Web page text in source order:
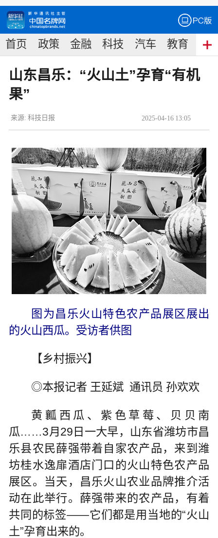
首页 政策 金融 科技 汽车 教育 食
山东昌乐：“火山土”孕育“有机
果”
2025-04-16 13:05
来源: 科技日报
图为昌乐火山特色农产品展区展出
的火山西瓜。受访者供图
【乡村振兴】
◎本报记者 王延斌 通讯员 孙欢欢
黄瓤西瓜、紫色草莓、贝贝南
瓜……3月29日一大早，山东省潍坊市昌
乐县农民薛强带着自家农产品，来到潍
坊桂水逸扉酒店门口的火山特色农产品
展区。当天，昌乐火山农业品牌推介活
动在此举行。薛强带来的农产品，有着
共同的标签——它们都是用当地的“火山
土”孕育出来的。